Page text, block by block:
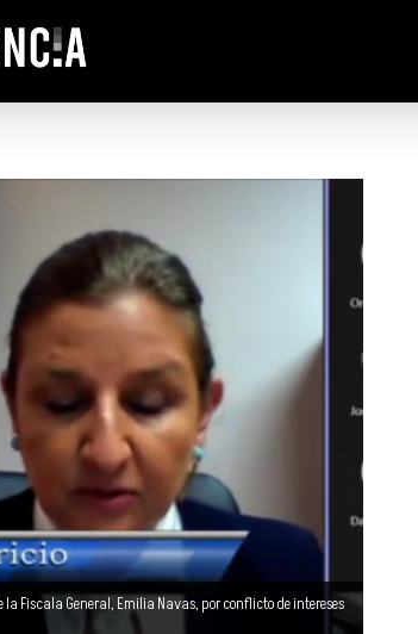
Fiscala General, Emilia Navas, por conflicto de intereses